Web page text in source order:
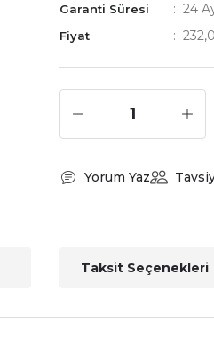
Garanti Süresi 24
Fiyat
Yorum Yaz
Taksit Seçenekleri